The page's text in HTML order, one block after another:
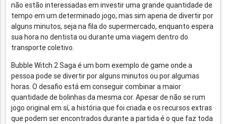
não estão interessadas em investir uma grande quantidade de
tempo em um determinado jogo, mas sim apena de divertir por
alguns minutos, seja na fila do supermercado, enquanto espera
sua hora no dentista ou durante uma viagem dentro do
transporte coletivo.
Bubble Witch 2 Saga é um bom exemplo de game onde a
pessoa pode se divertir por alguns minutos ou por algumas
horas. O desafio está em conseguir combinar a maior
quantidade de bolinhas da mesma cor. Apesar de não se rum
jogo original em sí, a história que foi criada e os recursos extras
que podem ser encontrados durante a partida é o que faz toda